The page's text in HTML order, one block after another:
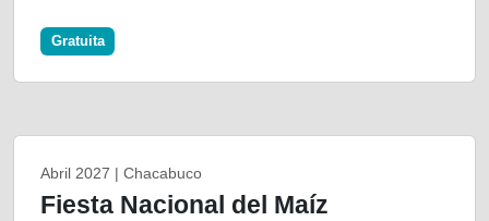
Gratuita
Abril 2027 | Chacabuco
Fiesta Nacional del Maíz